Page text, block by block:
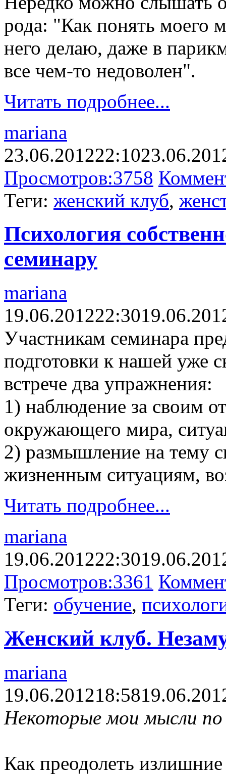
рода: "Как понять моего
него делаю, даже в
все чем-то недоволен".
Читать подробнее...
mariana
23.06.201222:10
Просмотров:3758
Теги: женский клуб,
Психология
семинару
mariana
19.06.201222:30
Участникам семинара
подготовки к нашей уже
встрече два упражнения:
1) наблюдение за своим
окружающего мира,
2) размышление на тему
жизненным ситуациям,
Читать подробнее...
mariana
19.06.201222:30
Просмотров:3361
Теги: обучение,
Женский клуб.
mariana
19.06.201218:58
Некоторые мои мысли по
Как преодолеть